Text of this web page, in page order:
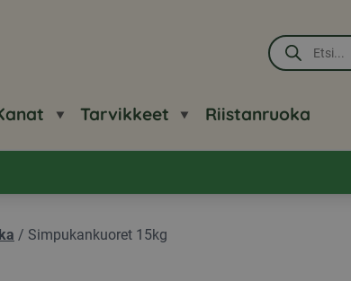
Products
search
Tarvikkeet Riistanruoka
/ Simpukankuoret 15kg